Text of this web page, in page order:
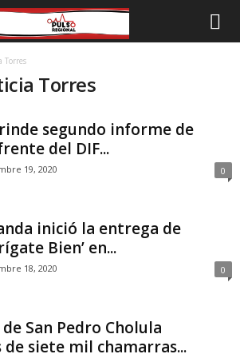
Torres
Torres
segundo informe de
del DIF...
19, 2020 0
inició la entrega de
Bien’ en...
18, 2020 0
San Pedro Cholula
siete mil chamarras...